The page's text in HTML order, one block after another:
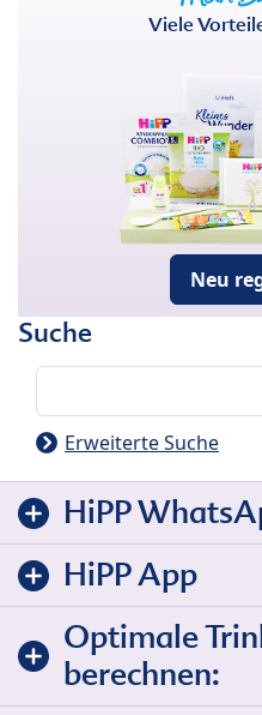
Viele
Neu
Suche
Erweiterte Suche
HiPP
HiPP App
Optimale
berechnen: